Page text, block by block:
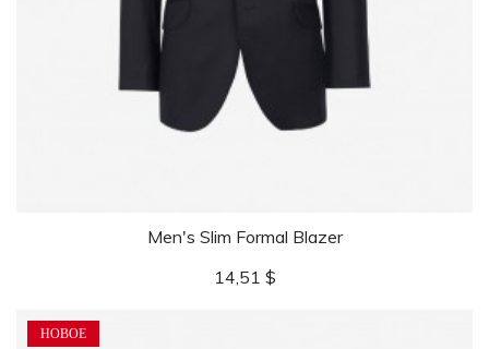
Men's Slim Formal Blazer
Цена
14,51 $
НОВОЕ